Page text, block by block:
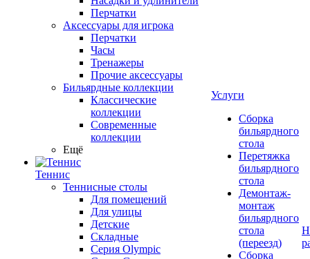
Перчатки
Аксессуары для игрока
Перчатки
Часы
Тренажеры
Прочие аксессуары
Бильярдные коллекции
Классические
коллекции
Современные
коллекции
Ещё
Теннис
Теннисные столы
Для помещений
Для улицы
Детские
Складные
Серия Olympic
Услуги
Сборка
бильярдного
стола
Перетяжка
бильярдного
стола
Демонтаж-
монтаж
бильярдного
стола
(переезд)
Сборка